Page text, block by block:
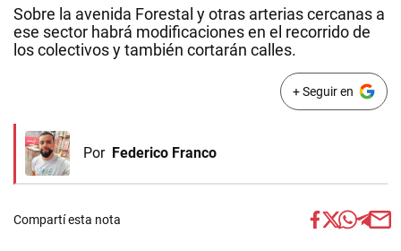
Sobre la avenida Forestal y otras arterias cercanas a
ese sector habrá modificaciones en el recorrido de
los colectivos y también cortarán calles.
+ Seguir en
Por Federico Franco
Compartí esta nota